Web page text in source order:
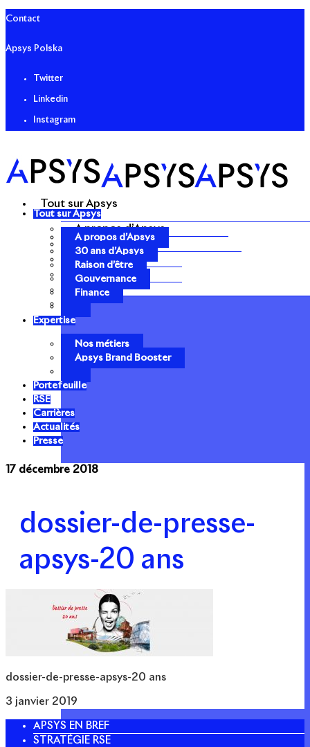
Contact
Apsys Polska
Twitter
Linkedin
Instagram
Tout sur Apsys
A propos d’Apsys
30 ans d’Apsys
Raison d’être
Gouvernance
Finance
Tout sur Apsys
A propos d’Apsys
30 ans d’Apsys
Raison d’être
Gouvernance
Finance
Expertise
Nos métiers
Apsys Brand Booster
Portefeuille
RSE
Carrières
Actualités
Presse
17 décembre 2018
dossier-de-presse-
apsys-20 ans
dossier-de-presse-apsys-20 ans
3 janvier 2019
APSYS EN BREF
STRATÉGIE RSE